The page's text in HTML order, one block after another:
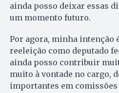
ainda posso deixar essas
um momento futuro.
Por agora, minha intenção
reeleição como deputado
ainda posso contribuir
muito à vontade no cargo,
importantes em